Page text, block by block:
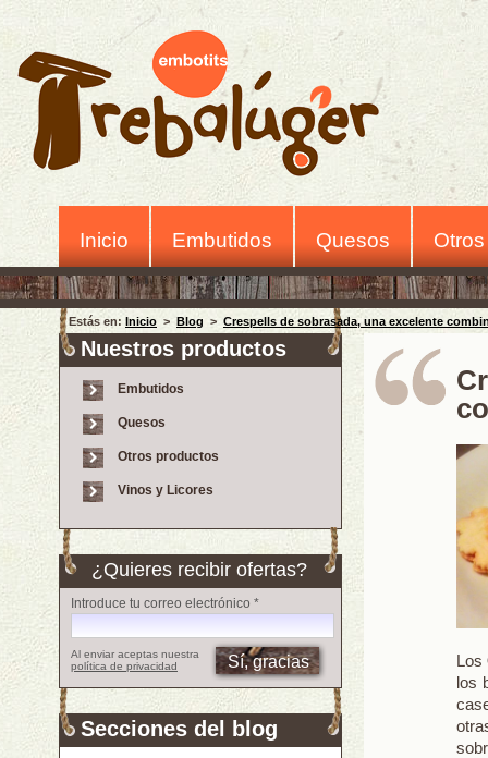
Inicio Embutidos Quesos
Estás en: Inicio > Blog > Crespells de sobrasada, una excelente
Nuestros productos
Embutidos
Quesos
Otros productos
Vinos y Licores
¿Quieres recibir ofertas?
Introduce tu correo electrónico *
Al enviar aceptas nuestra
política de privacidad
Secciones del blog
Los
los